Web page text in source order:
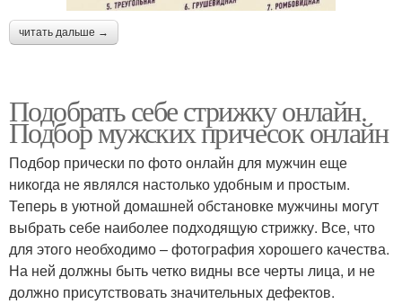
читать дальше →
Подобрать себе стрижку онлайн.
Подбор мужских причесок онлайн
Подбор прически по фото онлайн для мужчин еще
никогда не являлся настолько удобным и простым.
Теперь в уютной домашней обстановке мужчины могут
выбрать себе наиболее подходящую стрижку. Все, что
для этого необходимо – фотография хорошего качества.
На ней должны быть четко видны все черты лица, и не
должно присутствовать значительных дефектов.